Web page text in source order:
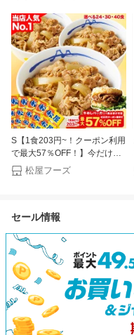
S【1食203円~！クーポン利用
で最大57％OFF！】今だけ牛
めしバーガー1食おまけ付き
（8/1~8/16 迄）大容量リピ確
めし 牛丼の具 まつや 牛丼 食
無料 おかず 惣菜 お弁当 非常
食 セール 半額
松屋フーズ
セール情報